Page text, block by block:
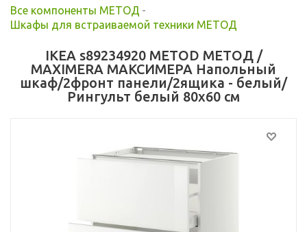
Все компоненты МЕТОД -
Шкафы для встраиваемой техники МЕТОД
IKEA s89234920 METOD МЕТОД /
MAXIMERA МАКСИМЕРА Напольный
шкаф/2фронт панели/2ящика - белый/
Рингульт белый 80x60 см